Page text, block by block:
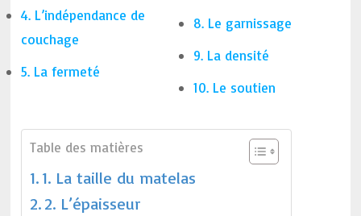
4. L’indépendance de
couchage
5. La fermeté
8. Le garnissage
9. La densité
10. Le soutien
Table des matières
1. La taille du matelas
2. L’épaisseur